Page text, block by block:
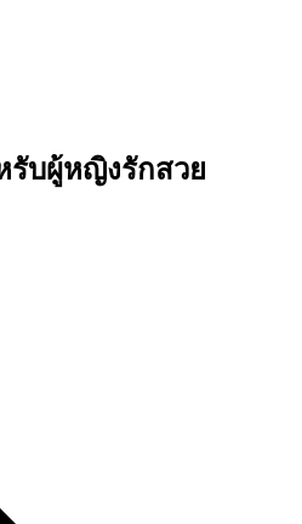
รับผู้หญิงรักสวย